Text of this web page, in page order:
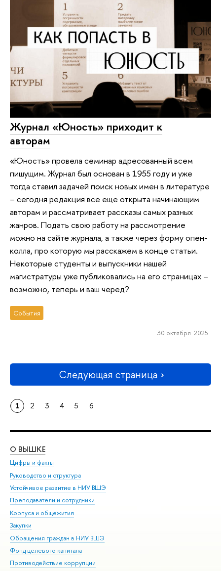
Журнал «Юность» приходит к
авторам
«Юность» провела семинар адресованный всем
пишущим. Журнал был основан в 1955 году и уже
тогда ставил задачей поиск новых имен в литературе
– сегодня редакция все еще открыта начинающим
авторам и рассматривает рассказы самых разных
жанров. Подать свою работу на рассмотрение
можно на сайте журнала, а также через форму опен-
колла, про которую мы расскажем в конце статьи.
Некоторые студенты и выпускники нашей
магистратуры уже публиковались на его страницах –
возможно, теперь и ваш черед?
События
30 октября 2025
Следующая страница
1 2 3 4 5 6
О ВЫШКЕ
Цифры и факты
Руководство и структура
Устойчивое развитие в НИУ ВШЭ
Преподаватели и сотрудники
Корпуса и общежития
Закупки
Обращения граждан в НИУ ВШЭ
Фонд целевого капитала
Противодействие коррупции